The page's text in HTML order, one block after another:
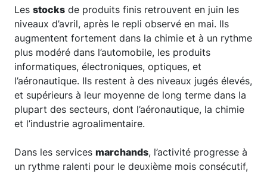
Les stocks de produits finis retrouvent en juin les
niveaux d’avril, après le repli observé en mai. Ils
augmentent fortement dans la chimie et à un rythme
plus modéré dans l’automobile, les produits
informatiques, électroniques, optiques, et
l’aéronautique. Ils restent à des niveaux jugés élevés,
et supérieurs à leur moyenne de long terme dans la
plupart des secteurs, dont l’aéronautique, la chimie
et l’industrie agroalimentaire.
Dans les services marchands, l’activité progresse à
un rythme ralenti pour le deuxième mois consécutif,